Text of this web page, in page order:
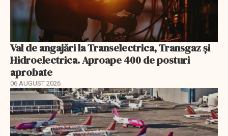
Val de angajări la Transelectrica, Transgaz și
Hidroelectrica. Aproape 400 de posturi
aprobate
06 AUGUST 2026